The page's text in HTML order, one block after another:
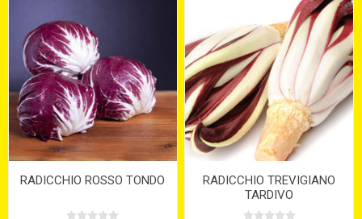
RADICCHIO ROSSO TONDO
RADICCHIO TREVIGIANO
TARDIVO